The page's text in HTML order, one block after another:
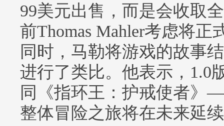
99美元出售，而是会收取
前Thomas Mahler考虑将
同时，马勒将游戏的故事
进行了类比。他表示，1.0
同《指环王：护戒使者》
整体冒险之旅将在未来延